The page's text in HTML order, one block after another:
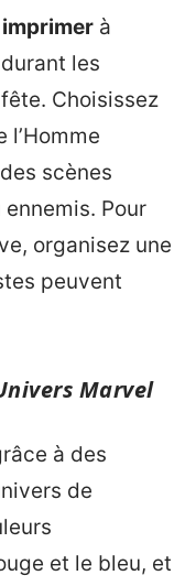
imprimer à
les
Choisissez
scènes
Pour
organisez une
peuvent
Marvel
à des
de
et le bleu, et